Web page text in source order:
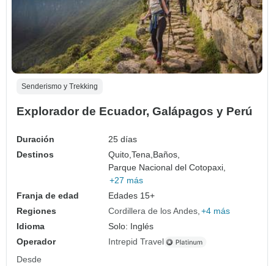
Senderismo y Trekking
Explorador de Ecuador, Galápagos y Perú
Duración
25 días
Destinos
Quito,Tena, Baños,
Parque Nacional del Cotopaxi,
+27 más
Franja de edad
Edades 15+
Regiones
Cordillera de los Andes +4 más
Idioma
Solo: Inglés
Operador
Intrepid Travel
Desde